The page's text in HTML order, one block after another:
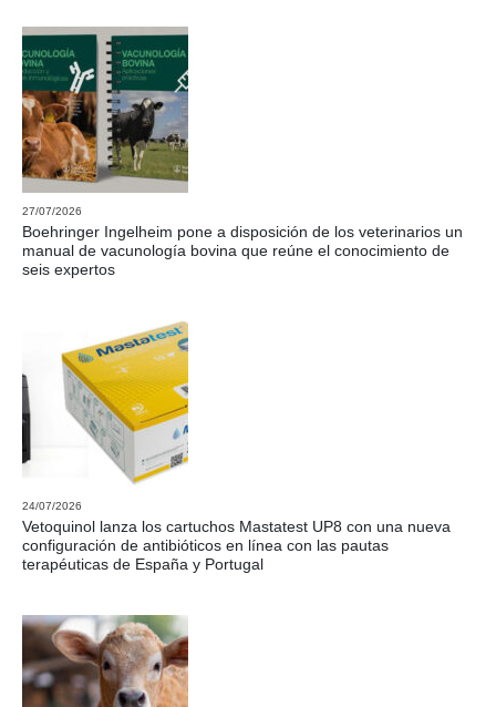
27/07/2026
Boehringer Ingelheim pone a disposición de los veterinarios un
manual de vacunología bovina que reúne el conocimiento de
seis expertos
24/07/2026
Vetoquinol lanza los cartuchos Mastatest UP8 con una nueva
configuración de antibióticos en línea con las pautas
terapéuticas de España y Portugal